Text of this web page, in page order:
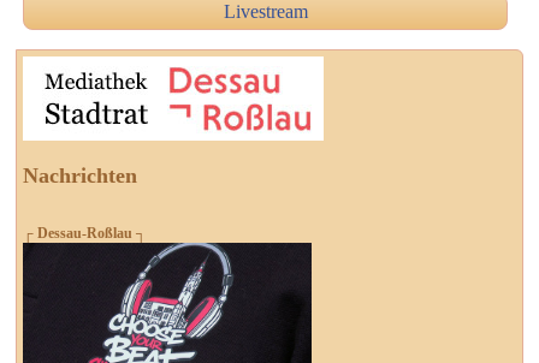
Livestream
Nachrichten
┌ Dessau-Roßlau ┐